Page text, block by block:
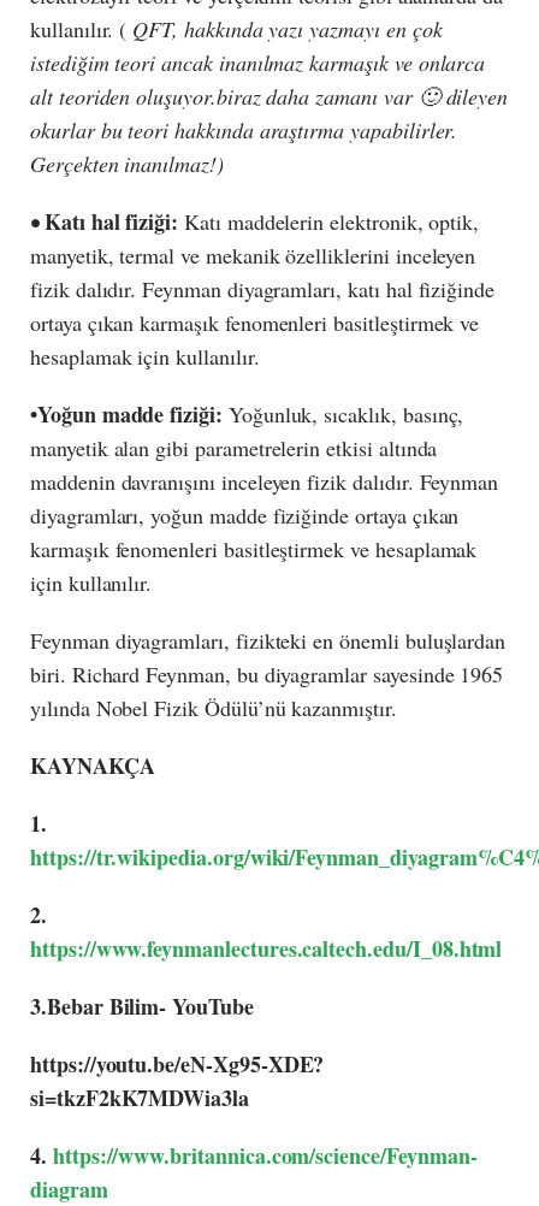
kullanılır. ( QFT, hakkında yazı yazmayı en çok
istediğim teori ancak inanılmaz karmaşık ve onlarca
alt teoriden oluşuyor.biraz daha zamanı var 🙂 dileyen
okurlar bu teori hakkında araştırma yapabilirler.
Gerçekten inanılmaz!)
•Katı hal fiziği: Katı maddelerin elektronik, optik,
manyetik, termal ve mekanik özelliklerini inceleyen
fizik dalıdır. Feynman diyagramları, katı hal fiziğinde
ortaya çıkan karmaşık fenomenleri basitleştirmek ve
hesaplamak için kullanılır.
•Yoğun madde fiziği: Yoğunluk, sıcaklık, basınç,
manyetik alan gibi parametrelerin etkisi altında
maddenin davranışını inceleyen fizik dalıdır. Feynman
diyagramları, yoğun madde fiziğinde ortaya çıkan
karmaşık fenomenleri basitleştirmek ve hesaplamak
için kullanılır.
Feynman diyagramları, fizikteki en önemli buluşlardan
biri. Richard Feynman, bu diyagramlar sayesinde 1965
yılında Nobel Fizik Ödülü’nü kazanmıştır.
KAYNAKÇA
1.
https://tr.wikipedia.org/wiki/
2.
https://www.feynmanlectures.caltech.edu/I_08.html
3.Bebar Bilim- YouTube
https://youtu.be/eN-Xg95-XDE?
si=tkzF2kK7MDWia3la
4. https://www.britannica.com/science/Feynman-
diagram